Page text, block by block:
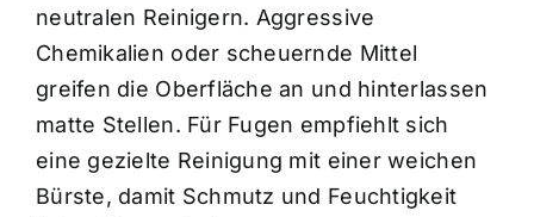
neutralen Reinigern. Aggressive
Chemikalien oder scheuernde Mittel
greifen die Oberfläche an und hinterlassen
matte Stellen. Für Fugen empfiehlt sich
eine gezielte Reinigung mit einer weichen
Bürste, damit Schmutz und Feuchtigkeit